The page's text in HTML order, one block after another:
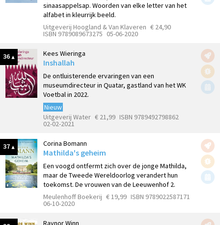
sinaasappelsap. Woorden van elke letter van het
alfabet in kleurrijk beeld.
Uitgeverij Hoogland & Van Klaveren € 24,90
ISBN 9789089673275 05-06-2020
36 Kees Wieringa
Inshallah
De ontluisterende ervaringen van een
museumdirecteur in Quatar, gastland van het WK
Voetbal in 2022.
Nieuw
Uitgeverij Water € 21,99 ISBN 9789492798862
02-02-2021
37 Corina Bomann
Mathilda's geheim
Een voogd ontfermt zich over de jonge Mathilda,
maar de Tweede Wereldoorlog verandert hun
toekomst. De vrouwen van de Leeuwenhof 2.
Meulenhoff Boekerij € 19,99 ISBN 9789022587171
06-10-2020
Raynor Winn